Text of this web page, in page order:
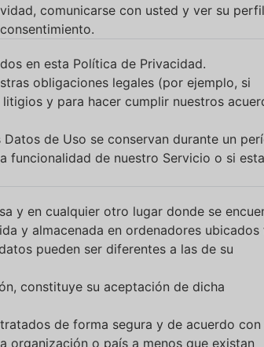
comunicarse con usted y ver su
en esta Política de Privacidad.
obligaciones legales (por ejemplo, si
y para hacer cumplir nuestros
de Uso se conservan durante un
funcionalidad de nuestro Servicio o si
y en cualquier otro lugar donde se
y almacenada en ordenadores ubicados
pueden ser diferentes a las de su
constituye su aceptación de dicha
de forma segura y de acuerdo con
organización o país a menos que existan